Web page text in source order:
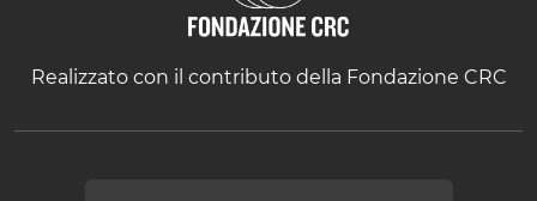
Realizzato con il contributo della Fondazione CRC